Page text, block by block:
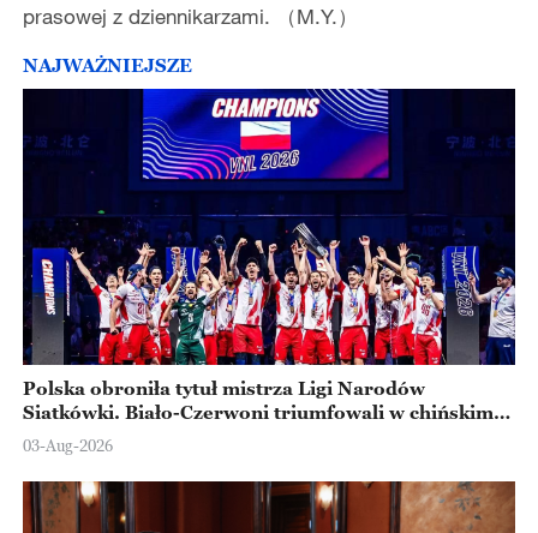
prasowej z dziennikarzami. （M.Y.）
NAJWAŻNIEJSZE
Polska obroniła tytuł mistrza Ligi Narodów
Siatkówki. Biało-Czerwoni triumfowali w chińskim
Ningbo
03-Aug-2026